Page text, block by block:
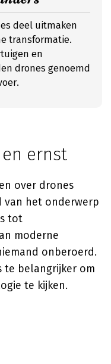
deel uitmaken
transformatie.
en
drones genoemd
ernst
over drones
van het onderwerp
tot
moderne
onberoerd.
te belangrijker om
te kijken.